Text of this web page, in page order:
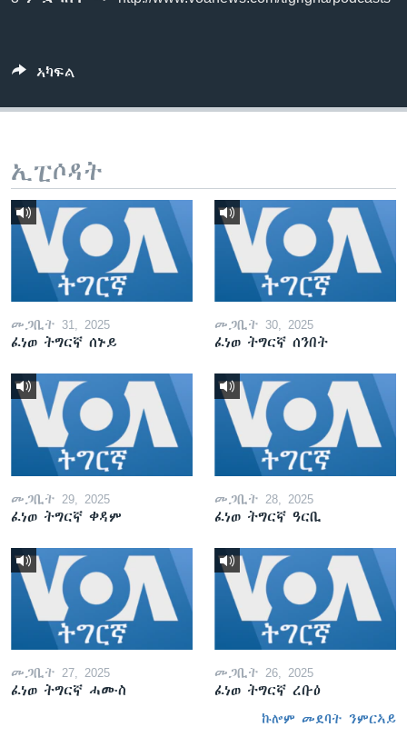
ኣካፍል
ኢፒሶዳት
መጋቢት 31, 2025
ፈነወ ትግርኛ ሰኑይ
መጋቢት 30, 2025
ፈነወ ትግርኛ ሰንበት
መጋቢት 29, 2025
ፈነወ ትግርኛ ቀዳም
መጋቢት 28, 2025
ፈነወ ትግርኛ ዓርቢ
መጋቢት 27, 2025
ፈነወ ትግርኛ ሓሙስ
መጋቢት 26, 2025
ፈነወ ትግርኛ ረቡዕ
ኩሎም መደባት ንምርኣይ